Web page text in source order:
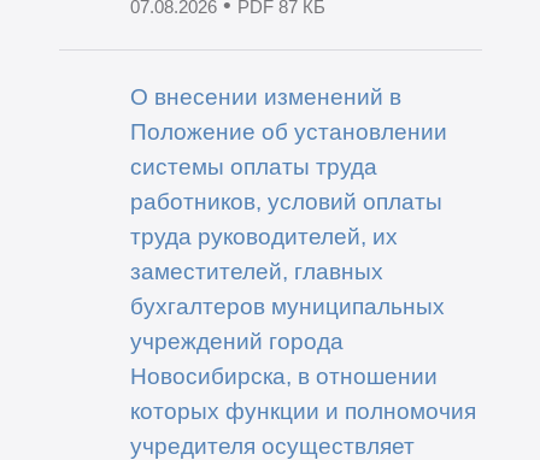
07.08.2026 PDF 87 КБ
О внесении изменений в
Положение об установлении
системы оплаты труда
работников, условий оплаты
труда руководителей, их
заместителей, главных
бухгалтеров муниципальных
учреждений города
Новосибирска, в отношении
которых функции и полномочия
учредителя осуществляет